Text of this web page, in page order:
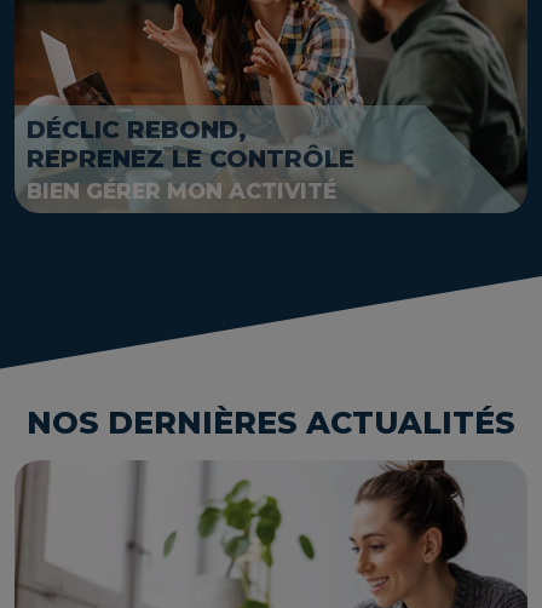
DÉCLIC REBOND,
REPRENEZ LE CONTRÔLE
BIEN GÉRER MON ACTIVITÉ
NOS DERNIÈRES ACTUALITÉS